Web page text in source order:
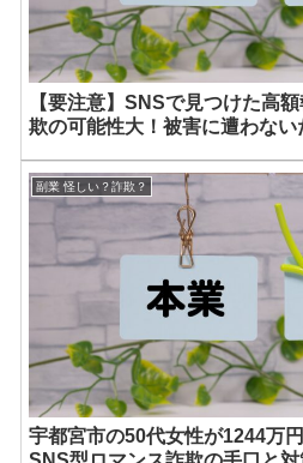
【要注意】SNSで見つけた高
欺の可能性大！被害に遭わない
副業 怪しい？詐欺？
宇都宮市の50代女性が1244万